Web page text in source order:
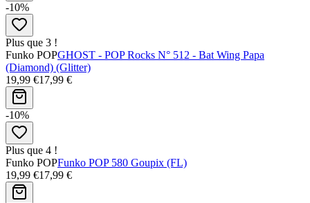
-10%
Plus que 3 !
Funko POPGHOST - POP Rocks N° 512 - Bat Wing Papa
(Diamond) (Glitter)
19,99 €17,99 €
-10%
Plus que 4 !
Funko POPFunko POP 580 Goupix (FL)
19,99 €17,99 €